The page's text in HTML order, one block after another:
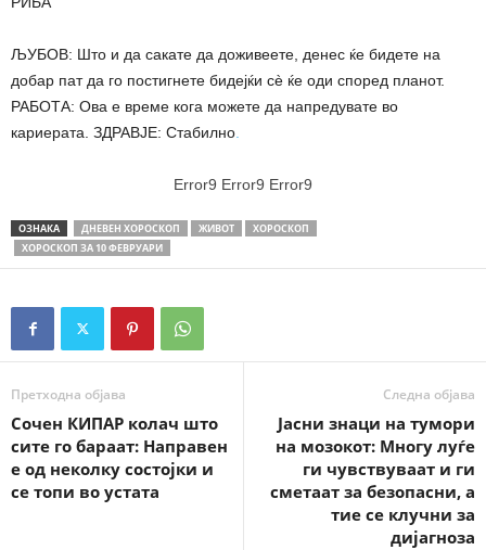
ЉУБОВ: Што и да сакате да доживеете, денес ќе бидете на
добар пат да го постигнете бидејќи сè ќе оди според планот.
РАБОТА: Ова е време кога можете да напредувате во
кариерата. ЗДРАВЈЕ: Стабилно.
Error9 Error9 Error9
ОЗНАКА ДНЕВЕН ХОРОСКОП ЖИВОТ
ХОРОСКОП
ХОРОСКОП ЗА 10 ФЕВРУАРИ
Претходна објава
Сочен КИПАР колач што
сите го бараат: Направен
е од неколку состојки и
се топи во устата
Следна објава
Јасни знаци на тумори
на мозокот: Многу луѓе
ги чувствуваат и ги
сметаат за безопасни, а
тие се клучни за
дијагноза